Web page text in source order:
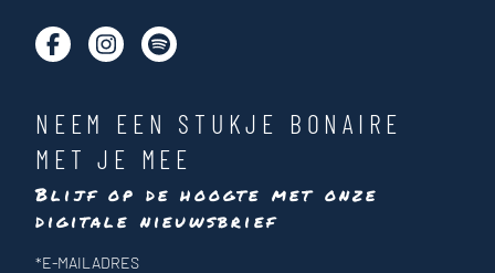
NEEM EEN STUKJE BONAIRE
MET JE MEE
Blijf op de hoogte met onze
digitale nieuwsbrief
Nieuwsbrief
*E-MAILADRES